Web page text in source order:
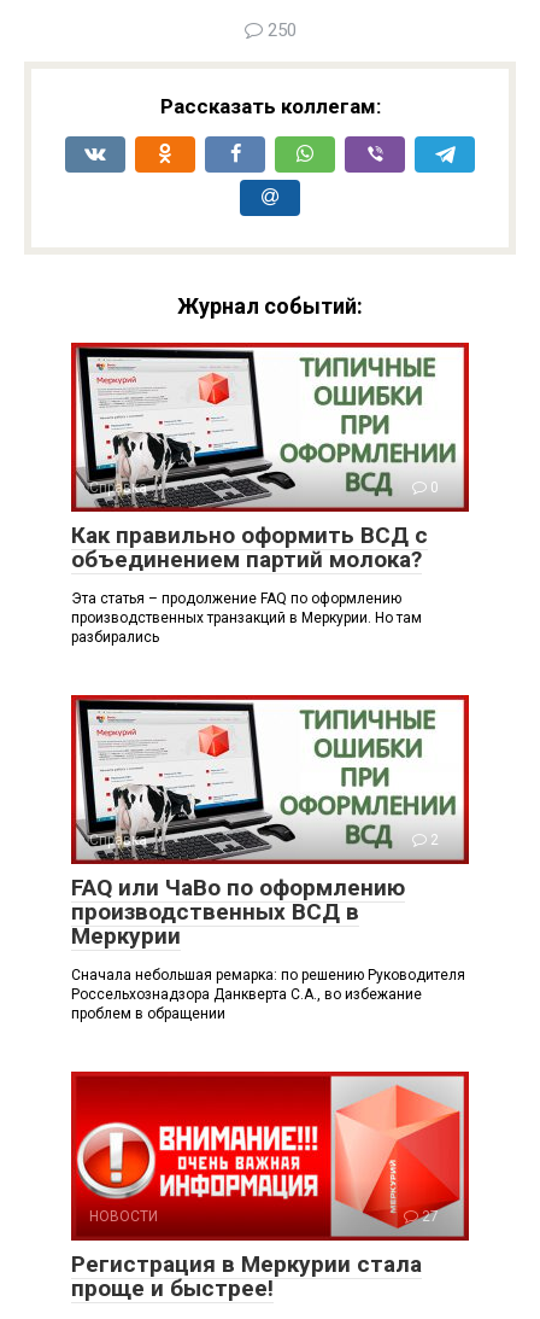
250
Рассказать коллегам:
Журнал событий:
Справка 0
Как правильно оформить ВСД с
объединением партий молока?
Эта статья – продолжение FAQ по оформлению
производственных транзакций в Меркурии. Но там
разбирались
Справка 2
FAQ или ЧаВо по оформлению
производственных ВСД в
Меркурии
Сначала небольшая ремарка: по решению Руководителя
Россельхознадзора Данкверта С.А., во избежание
проблем в обращении
НОВОСТИ 27
Регистрация в Меркурии стала
проще и быстрее!